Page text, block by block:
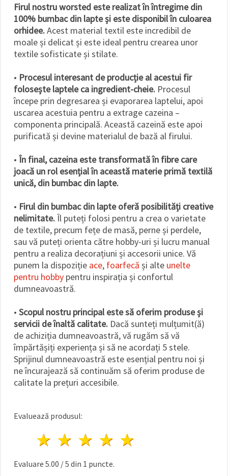
Firul nostru worsted este realizat în întregime din
100% bumbac din lapte și este disponibil în culoarea
orhidee.Acest material textil este incredibil de
moale și delicat și este ideal pentru crearea unor
textile sofisticate și stilate.
• Procesul interesant de producție al acestui fir
folosește laptele ca ingredient-cheie. Procesul
începe prin degresarea și evaporarea laptelui, apoi
uscarea acestuia pentru a extrage cazeina –
componenta principală. Această cazeină este apoi
purificată și devine materialul de bază al firului.
• În final, cazeina este transformată în fibre care
joacă un rol esențial în această materie primă textilă
unică, din bumbac din lapte.
• Firul din bumbac din lapte oferă posibilități creative
nelimitate.Îl puteți folosi pentru a crea o varietate
de textile, precum fețe de masă, perne și perdele,
sau vă puteți orienta către hobby-uri și lucru manual
pentru a realiza decorațiuni și accesorii unice. Vă
punem la dispoziție ace, foarfecă și alte unelte
pentru hobby pentru inspirația și confortul
dumneavoastră.
• Scopul nostru principal este să oferim produse și
servicii de înaltă calitate. Dacă sunteți mulțumit(ă)
de achiziția dumneavoastră, vă rugăm să vă
împărtășiți experiența și să ne acordați 5 stele.
Sprijinul dumneavoastră este esențial pentru noi și
ne încurajează să continuăm să oferim produse de
calitate la prețuri accesibile.
Evaluează produsul:
4 stele
3 stele
2 stele
1 stea
Evaluare 5.00 /5 din 1 puncte.